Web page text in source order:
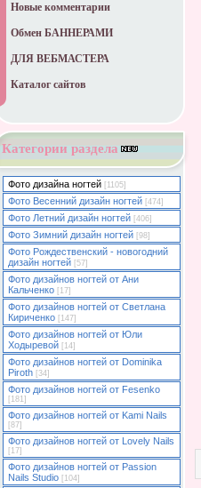
Новые комментарии
Обмен БАННЕРАМИ
ДЛЯ ВЕБМАСТЕРА
Каталог сайтов
Категории раздела
Фото дизайна ногтей [1105]
Фото Весенний дизайн ногтей [474]
Фото Летний дизайн ногтей [406]
Фото Зимний дизайн ногтей [98]
Фото Рождественский - новогодний
дизайн ногтей
[57]
Фото дизайнов ногтей от Ани
Кальченко
[17]
Фото дизайнов ногтей от Светлана
Кириченко
[147]
Фото дизайнов ногтей от Юли
Ходыревой
[14]
Фото дизайнов ногтей от Dominika
Piroth
[34]
Фото дизайнов ногтей от Fesenko
[181]
Фото дизайнов ногтей от Kami Nails
[87]
Фото дизайнов ногтей от Lovely Nails
[17]
Фото дизайнов ногтей от Passion
Nails Studio
[104]